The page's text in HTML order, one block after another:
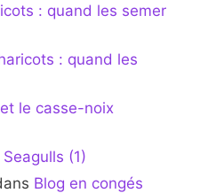
: quand les semer
: quand les
et le casse-noix
Seagulls (1)
Blog en congés